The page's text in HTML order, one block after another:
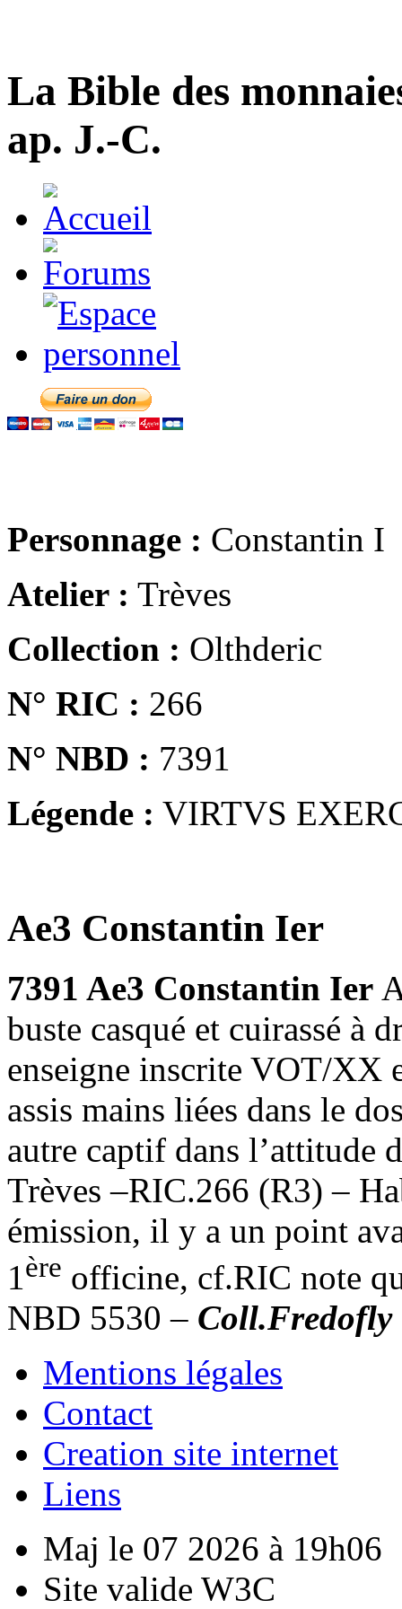
La Bible des
ap. J.-C.
Personnage : Constantin I
Atelier : Trèves
Collection : Olthderic
N° RIC : 266
N° NBD : 7391
Légende : VIRTVS
Ae3 Constantin Ier
7391 Ae3 Constantin Ier
buste casqué et cuirassé
enseigne inscrite VOT/XX
assis mains liées dans le
autre captif dans l’attitude
Trèves –RIC.266 (R3) –
émission, il y a un point
1ère officine, cf.RIC note
NBD 5530 – Coll.Fredofly
Mentions légales
Contact
Creation site internet
Liens
Maj le 07 2026 à 19h06
Site valide W3C